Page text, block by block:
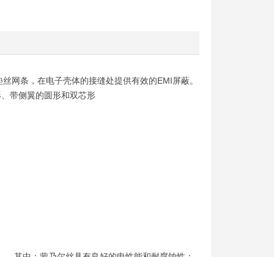
网条，在电子壳体的接缝处提供有效的EMI屏蔽。
带侧翼的圆形和双芯形